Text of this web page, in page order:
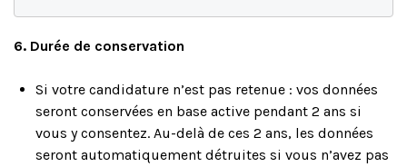
6. Durée de conservation
Si votre candidature n’est pas retenue : vos données
seront conservées en base active pendant 2 ans si
vous y consentez. Au-delà de ces 2 ans, les données
seront automatiquement détruites si vous n’avez pas